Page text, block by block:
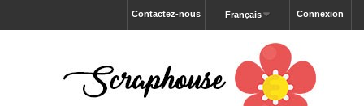
Connexion
Français
Contactez-nous